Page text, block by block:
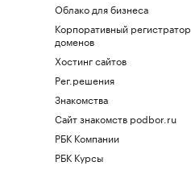
Облако для бизнеса
Корпоративный регистратор
доменов
Хостинг сайтов
Рег.решения
Знакомства
Сайт знакомств podbor.ru
РБК Компании
РБК Курсы